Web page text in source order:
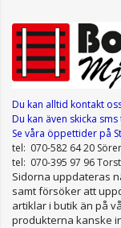
Du kan alltid kontakt
Du kan även skicka sms
Se våra öppettiderpå
tel: 070-582 64 20
tel: 070-395 97 96
Sidorna uppdateras
samt försöker att
artiklar i butik än på
produkterna kanske